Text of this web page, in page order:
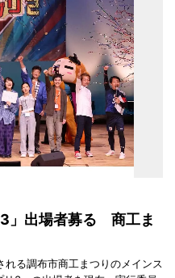
」出場者募る 商工ま
る調布市商工まつりのメインス